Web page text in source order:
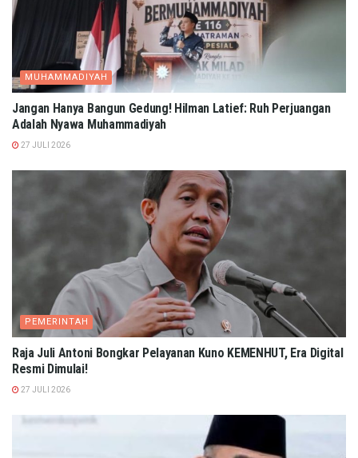
MUHAMMADIYAH
Jangan Hanya Bangun Gedung! Hilman Latief: Ruh Perjuangan
Adalah Nyawa Muhammadiyah
27 JULI 2026
PEMERINTAH
Raja Juli Antoni Bongkar Pelayanan Kuno KEMENHUT, Era Digital
Resmi Dimulai!
27 JULI 2026